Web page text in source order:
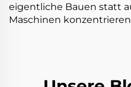
eigentliche Bauen statt
Maschinen